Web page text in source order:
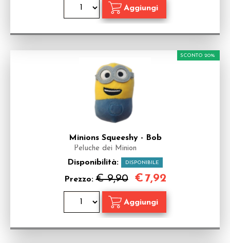
Minions Squeeshy - Bob
Peluche dei Minion
Disponibilità: DISPONIBILE
Prezzo:€ 9,90
SCONTO 20%
€ 7,92